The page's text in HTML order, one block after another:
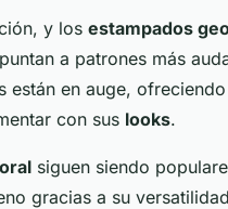
y los estampados
a patrones más
están en auge,
con sus looks.
siguen siendo
gracias a su